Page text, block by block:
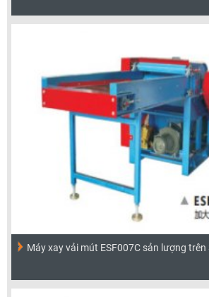
Máy xay vải mút ESF007C sản lượng